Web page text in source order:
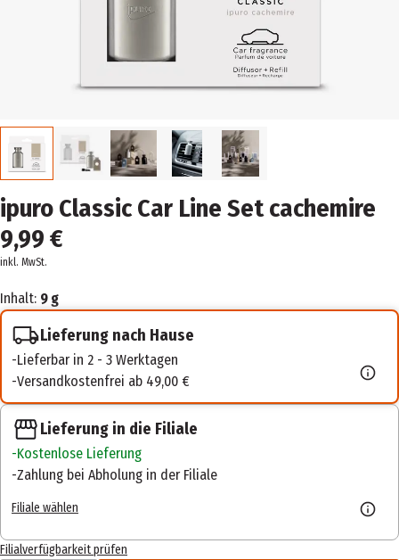
ipuro Classic Car Line Set cachemire
9,99 €
inkl. MwSt.
Inhalt: 9 g
Lieferung nach Hause
Lieferbar in 2 - 3 Werktagen
Versandkostenfrei ab 49,00 €
Lieferung in die Filiale
Kostenlose Lieferung
Zahlung bei Abholung in der Filiale
Filiale wählen
Filialverfügbarkeit prüfen